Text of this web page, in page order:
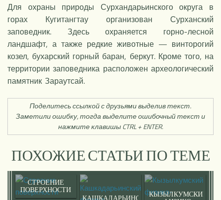
Для охраны природы Сурхандарьинского округа в
горах Кугитангтау организован Сурханский
заповедник. Здесь охраняется горно-лесной
ландшафт, а также редкие животные — винторогий
козел, бухарский горный баран, беркут. Кроме того, на
территории заповедника расположен археологический
памятник Зараутсай.
Поделитесь ссылкой с друзьями выделив текст.
Заметили ошибку, тогда выделите ошибочный текст и
нажмите клавишы CTRL + ENTER.
ПОХОЖИЕ СТАТЬИ ПО ТЕМЕ
СТРОЕНИЕ
ПОВЕРХНОСТИ
КАШКАДАРЬИНСКИЙКЫЗЫЛКУМСКИЙ